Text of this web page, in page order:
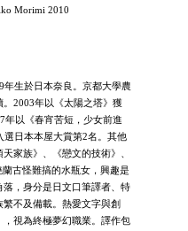
Morimi 2010
生於日本奈良。京都大學農
2003年以《太陽之塔》獲
年以《春宵苦短，少女前進
選日本本屋大賞第2名。其他
家族》、《戀文的技術》、
古怪難搞的水瓶女，興趣是
，身分是日文口筆譯者、特
不及備載。熱愛文字與創
視為終極夢幻職業。譯作包